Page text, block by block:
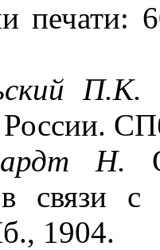
печати:
П.К.
России.
Н.
связи с
1904.